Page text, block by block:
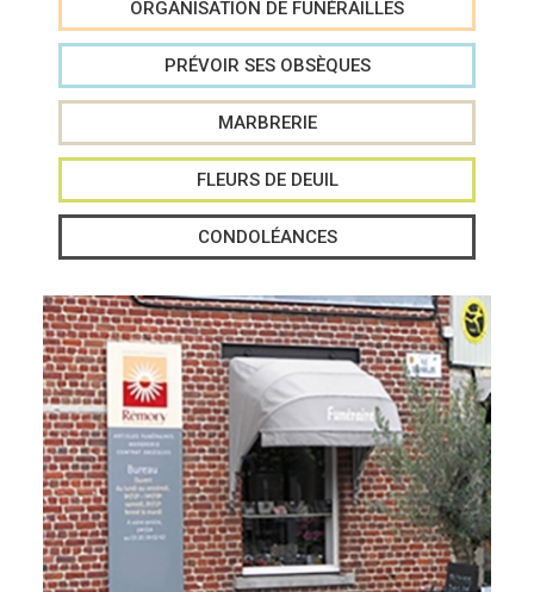
ORGANISATION DE FUNÉRAILLES
PRÉVOIR SES OBSÈQUES
MARBRERIE
FLEURS DE DEUIL
CONDOLÉANCES